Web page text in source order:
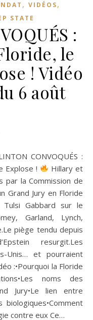
, VIDÉOS,
STATE
:
le
! Vidéo
6 août
Explose !
Hillary et
par la Commission de
Grand Jury en Floride
Gabbard sur le
Garland, Lynch,
piège tendu depuis
resurgit.Les
Unis… et pourraient
:•Pourquoi la Floride
noms des
Jury•Le lien entre
contre eux Ce…